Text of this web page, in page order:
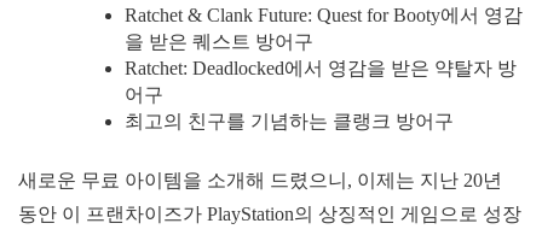
Ratchet & Clank Future: Quest for Booty에서 영감
을 받은 퀘스트 방어구
Ratchet: Deadlocked에서 영감을 받은 약탈자 방
어구
최고의 친구를 기념하는 클랭크 방어구
새로운 무료 아이템을 소개해 드렸으니, 이제는 지난 20년
동안 이 프랜차이즈가 PlayStation의 상징적인 게임으로 성장